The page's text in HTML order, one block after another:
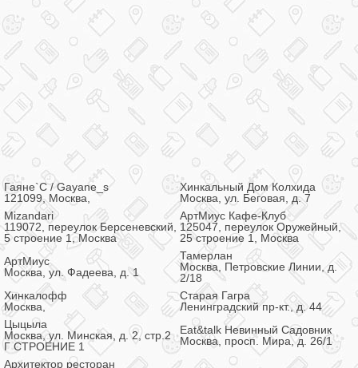
Гаяне`С / Gayane_s
121099, Москва,
Хинкальный Дом Колхида
Москва, ул. Беговая, д. 7
Mizandari
119072, переулок Берсеневский,
5 строение 1, Москва
АртМиус Кафе-Клуб
125047, переулок Оружейный,
25 строение 1, Москва
АртМиус
Москва, ул. Фадеева, д. 1
Тамерлан
Москва, Петровские Линии, д.
2/18
Хинкалофф
Москва,
Старая Гагра
Ленинградский пр-кт., д. 44
Цыцыла
Москва, ул. Минская, д. 2, стр.2
Г СТРОЕНИЕ 1
Eat&talk Невинный Садовник
Москва, просп. Мира, д. 26/1
Архитектор ресторан